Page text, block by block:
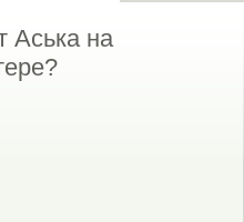
Аська на